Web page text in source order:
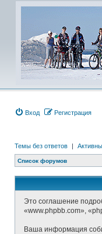
Вход Регистрация
Темы без ответов |
Список форумов
Это соглашение
«www.phpbb.com»,
Ваша информация